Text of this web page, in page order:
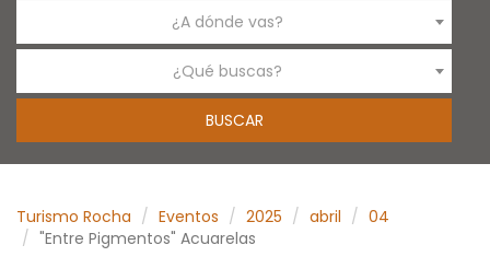
¿A dónde vas?
¿Qué buscas?
Turismo Rocha Eventos 2025 abril
04
"Entre Pigmentos" Acuarelas